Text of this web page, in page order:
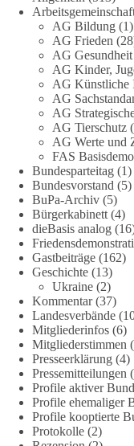
Die Energiewende ist
ineffizientes
NZZ, wonach die
sondern teurer gemacht
Quelle:
https://
energiewende-warum-
wind-und-sonnenkraft-
🟩🟩🟦🟦🟥🟥🟧🟧
„Wir brauchen
eine ideologiefreie
Bestatter.
Wie siehst du das?
🤝 Jetzt Politik für die
https://diebasis.de/
#dieBasis
40 7
AG Bildung (1)
AG Frieden
AG Gesundheit
AG Kinder,
AG Künstliche
AG
AG
AG Tierschutz
AG Werte und
FAS
Bundesparteitag (1)
Bundesvorstand (5)
BuPa-Archiv (5)
Bürgerkabinett (4)
dieBasis analog
Gastbeiträge (162)
Geschichte (13)
Ukraine (2)
Kommentar(37)
Landesverbände
Mitgliederinfos (6)
Mitgliederstimmen
Presseerklärung (4)
Pressemitteilungen
Profile aktiver
Profile ehemaliger
Profile kooptierte
Protokolle (2)